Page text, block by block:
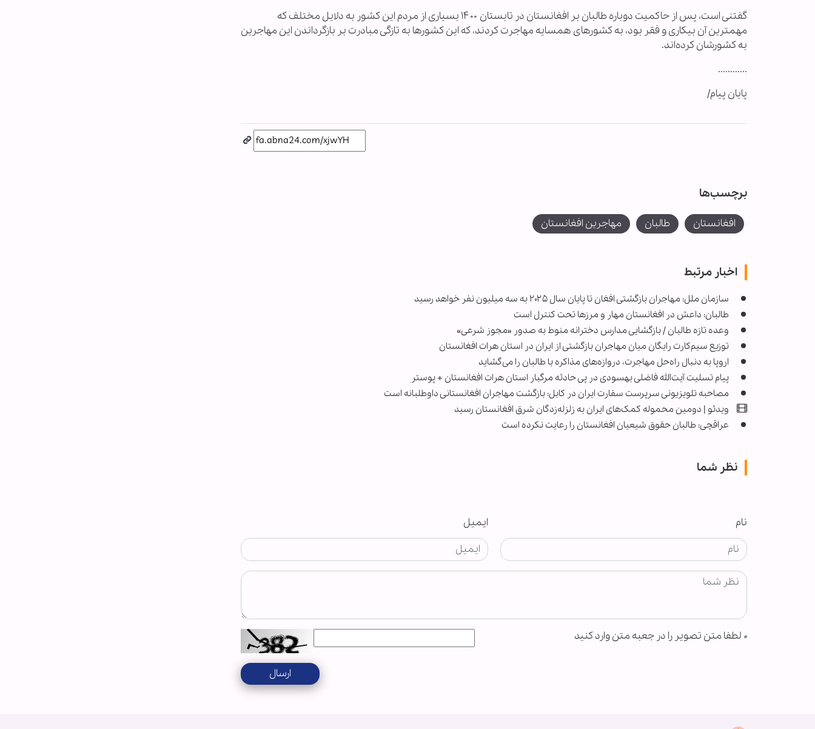
گفتنی است، پس از حاکمیت دوباره طالبان بر افغانستان در تابستان ۱۴۰۰ بسیاری از مردم این کشور به دلایل مختلف که
مهمترین آن بیکاری و فقر بود، به کشورهای همسایه مهاجرت کردند، که این کشورها به تازگی مبادرت بر بازگرداندن این مهاجرین
به کشورشان کرده‌اند.
............
پایان پیام/
برچسب‌ها
افغانستان طالبان مهاجرین افغانستان
اخبار مرتبط
سازمان ملل: مهاجران بازگشتی افغان تا پایان سال ۲۰۲۵ به سه میلیون نفر خواهد رسید
طالبان: داعش در افغانستان مهار و مرزها تحت کنترل است
وعده تازه طالبان / بازگشایی مدارس دخترانه منوط به صدور «مجوز شرعی»
توزیع سیم‌کارت رایگان میان مهاجران بازگشتی از ایران در استان هرات افغانستان
اروپا به دنبال راه‌حل مهاجرت، دروازه‌های مذاکره با طالبان را می‌گشاید
پیام تسلیت آیت‌الله فاضلی بهسودی در پی حادثه مرگبار استان هرات افغانستان + پوستر
مصاحبه تلویزیونی سرپرست سفارت ایران در کابل: بازگشت مهاجران افغانستانی داوطلبانه است
ویدئو | دومین محموله کمک‌های ایران به زلزله‌زدگان شرق افغانستان رسید
عراقچی: طالبان حقوق شیعیان افغانستان را رعایت نکرده است
نظر شما
نام ایمیل
* لطفا متن تصویر را در جعبه متن وارد کنید
ارسال